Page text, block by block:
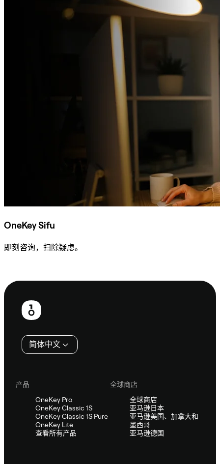
OneKey Sifu
即刻咨询，扫除疑虑。
页
简体中文
产品
OneKey Pro
OneKey Classic 1S
OneKey Classic 1S Pure
OneKey Lite
查看所有产品
全球商店
全球商店
亚马逊日本
亚马逊美国、加拿大和
墨西哥
亚马逊德国